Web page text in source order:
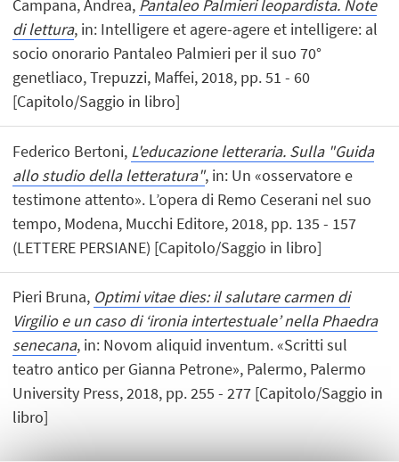
Campana, Andrea, Pantaleo Palmieri leopardista. Note
di lettura, in: Intelligere et agere-agere et intelligere: al
socio onorario Pantaleo Palmieri per il suo 70°
genetliaco, Trepuzzi, Maffei, 2018, pp. 51 - 60
[Capitolo/Saggio in libro]
Federico Bertoni, L'educazione letteraria. Sulla "Guida
allo studio della letteratura", in: Un «osservatore e
testimone attento». L’opera di Remo Ceserani nel suo
tempo, Modena, Mucchi Editore, 2018, pp. 135 - 157
(LETTERE PERSIANE) [Capitolo/Saggio in libro]
Pieri Bruna, Optimi vitae dies: il salutare carmen di
Virgilio e un caso di ‘ironia intertestuale’ nella Phaedra
senecana, in: Novom aliquid inventum. «Scritti sul
teatro antico per Gianna Petrone», Palermo, Palermo
University Press, 2018, pp. 255 - 277 [Capitolo/Saggio in
libro]